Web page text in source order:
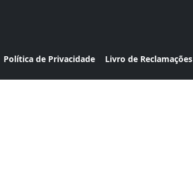
Política de Privacidade Livro de Reclamações